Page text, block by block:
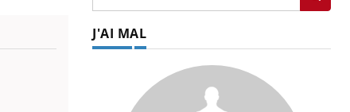
J'AI MAL